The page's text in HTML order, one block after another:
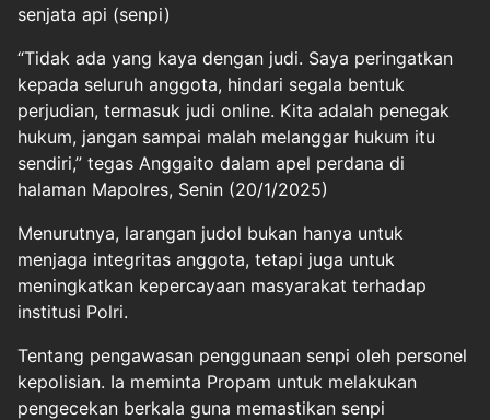
senjata api (senpi)
“Tidak ada yang kaya dengan judi. Saya peringatkan
kepada seluruh anggota, hindari segala bentuk
perjudian, termasuk judi online. Kita adalah penegak
hukum, jangan sampai malah melanggar hukum itu
sendiri,” tegas Anggaito dalam apel perdana di
halaman Mapolres, Senin (20/1/2025)
Menurutnya, larangan judol bukan hanya untuk
menjaga integritas anggota, tetapi juga untuk
meningkatkan kepercayaan masyarakat terhadap
institusi Polri.
Tentang pengawasan penggunaan senpi oleh personel
kepolisian. Ia meminta Propam untuk melakukan
pengecekan berkala guna memastikan senpi